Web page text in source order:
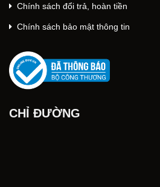
Chính sách đổi trả, hoàn tiền
Chính sách bảo mật thông tin
CHỈ ĐƯỜNG